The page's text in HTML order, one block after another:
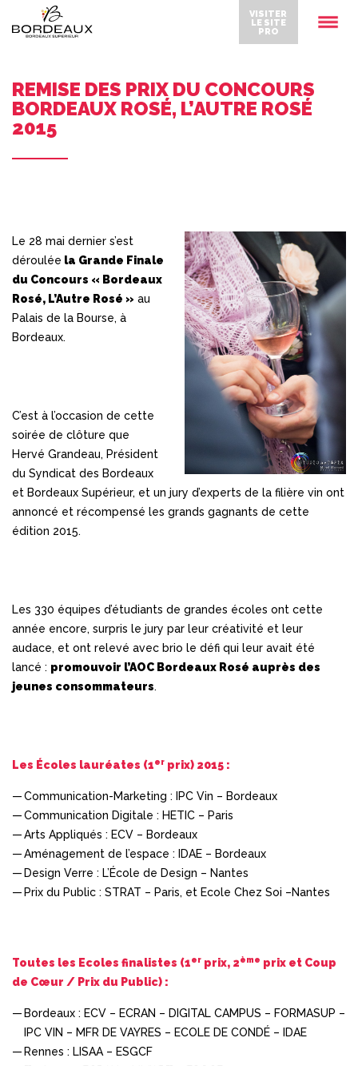
VISITER
LE SITE
PRO
Le 28 mai dernier s’est
déroulée la Grande Finale
du Concours « Bordeaux
Rosé, L’Autre Rosé » au
Palais de la Bourse, à
Bordeaux.
C’est à l’occasion de cette
soirée de clôture que
Hervé Grandeau, Président
du Syndicat des Bordeaux
et Bordeaux Supérieur, et un jury d’experts de la filière vin ont
annoncé et récompensé les grands gagnants de cette
édition 2015.
Les 330 équipes d’étudiants de grandes écoles ont cette
année encore, surpris le jury par leur créativité et leur
audace, et ont relevé avec brio le défi qui leur avait été
lancé : promouvoir l’AOC Bordeaux Rosé auprès des
jeunes consommateurs.
Les Écoles lauréates (1er prix) 2015 :
Communication-Marketing : IPC Vin – Bordeaux
Communication Digitale : HETIC – Paris
Arts Appliqués : ECV – Bordeaux
Aménagement de l’espace : IDAE – Bordeaux
Design Verre : L’École de Design – Nantes
Prix du Public : STRAT – Paris, et Ecole Chez Soi –Nantes
Toutes les Ecoles finalistes (1er prix, 2ème prix et Coup
de Cœur / Prix du Public) :
Bordeaux : ECV – ECRAN – DIGITAL CAMPUS – FORMASUP –
IPC VIN – MFR DE VAYRES – ECOLE DE CONDÉ – IDAE
Rennes : LISAA – ESGCF
REMISE DES PRIX DU CONCOURS
BORDEAUX ROSÉ, L’AUTRE ROSÉ
2015